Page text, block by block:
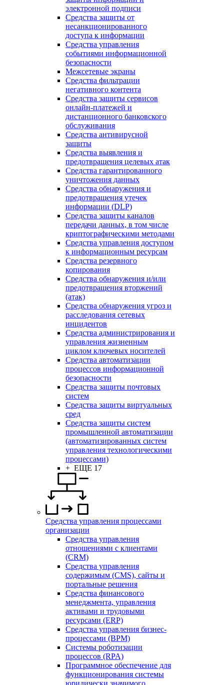
электронной подписи
Средства защиты от
несанкционированного
доступа к информации
Средства управления
событиями информационной
безопасности
Межсетевые экраны
Средства фильтрации
негативного контента
Средства защиты сервисов
онлайн-платежей и
дистанционного банковского
обслуживания
Средства антивирусной
защиты
Средства выявления и
предотвращения целевых атак
Средства гарантированного
уничтожения данных
Средства обнаружения и
предотвращения утечек
информации (DLP)
Средства защиты каналов
передачи данных, в том числе
криптографическими методами
Средства управления доступом
к информационным ресурсам
Средства резервного
копирования
Средства обнаружения и/или
предотвращения вторжений
(атак)
Средства обнаружения угроз и
расследования сетевых
инцидентов
Средства администрирования и
управления жизненным
циклом ключевых носителей
Средства автоматизации
процессов информационной
безопасности
Средства защиты почтовых
систем
Средства защиты виртуальных
сред
Средства защиты систем
промышленной автоматизации
(автоматизированных систем
управления технологическими
процессами)
+ ЕЩЕ 17
Средства управления процессами
организации
Средства управления
отношениями с клиентами
(CRM)
Средства управления
содержимым (CMS), сайты и
портальные решения
Средства финансового
менеджмента, управления
активами и трудовыми
ресурсами (ERP)
Средства управления бизнес-
процессами (BPM)
Системы роботизации
процессов (RPA)
Программное обеспечение для
функционирования системы
юридически значимого